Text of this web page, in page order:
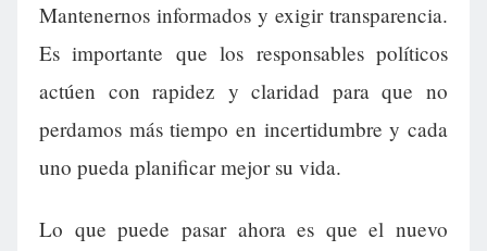
Mantenernos informados y exigir transparencia.
Es importante que los responsables políticos
actúen con rapidez y claridad para que no
perdamos más tiempo en incertidumbre y cada
uno pueda planificar mejor su vida.
Lo que puede pasar ahora es que el nuevo